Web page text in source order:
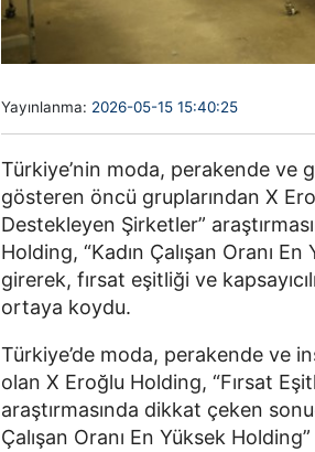
Yayınlanma: 2026-05-15 15:40:25
Türkiye’nin moda, perakende ve
gösteren öncü gruplarından X
Destekleyen Şirketler”
Holding, “Kadın Çalışan Oranı
girerek, fırsat eşitliği ve
ortaya koydu.
Türkiye’de moda, perakende ve
olan X Eroğlu Holding, “Fırsat
araştırmasında dikkat çeken
Çalışan Oranı En Yüksek